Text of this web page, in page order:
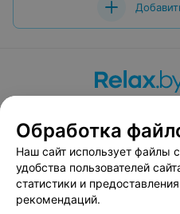
Вакансии
Публичный
Публичный договор по
Обработка
Наш сайт использует файлы
удобства пользователей
статистики и
рекомендаций.